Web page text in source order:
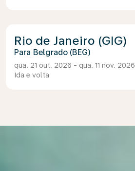
Rio de Janeiro (GIG)
Belgrado (BEG)
qua. 21 out. 2026 - qua. 11 nov. 2026
Ida e volta